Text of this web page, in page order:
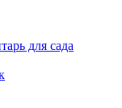
для сада